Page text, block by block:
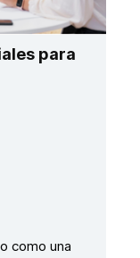
para
como una